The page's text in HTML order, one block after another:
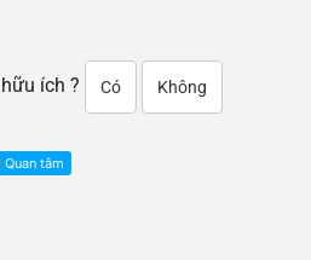
ích ? Có Không